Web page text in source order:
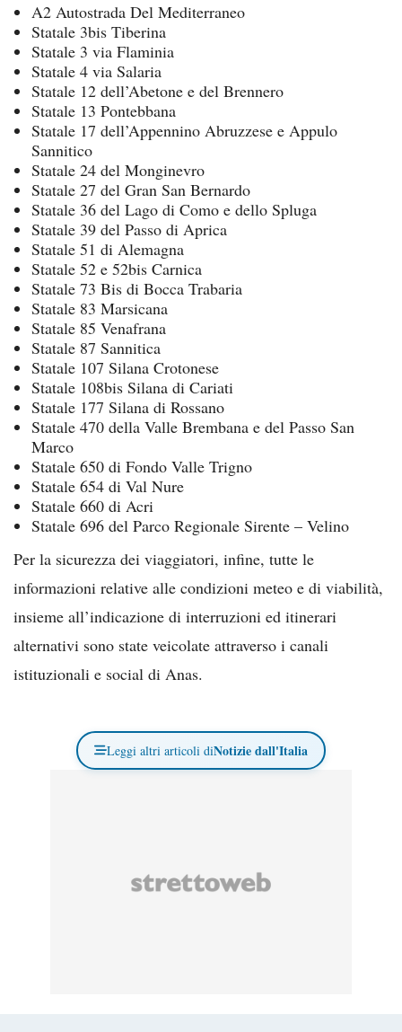
A2 Autostrada Del Mediterraneo
Statale 3bis Tiberina
Statale 3 via Flaminia
Statale 4 via Salaria
Statale 12 dell’Abetone e del Brennero
Statale 13 Pontebbana
Statale 17 dell’Appennino Abruzzese e Appulo
Sannitico
Statale 24 del Monginevro
Statale 27 del Gran San Bernardo
Statale 36 del Lago di Como e dello Spluga
Statale 39 del Passo di Aprica
Statale 51 di Alemagna
Statale 52 e 52bis Carnica
Statale 73 Bis di Bocca Trabaria
Statale 83 Marsicana
Statale 85 Venafrana
Statale 87 Sannitica
Statale 107 Silana Crotonese
Statale 108bis Silana di Cariati
Statale 177 Silana di Rossano
Statale 470 della Valle Brembana e del Passo San
Marco
Statale 650 di Fondo Valle Trigno
Statale 654 di Val Nure
Statale 660 di Acri
Statale 696 del Parco Regionale Sirente – Velino
Per la sicurezza dei viaggiatori, infine, tutte le
informazioni relative alle condizioni meteo e di viabilità,
insieme all’indicazione di interruzioni ed itinerari
alternativi sono state veicolate attraverso i canali
istituzionali e social di Anas.
Leggi altri articoli diNotizie dall'Italia